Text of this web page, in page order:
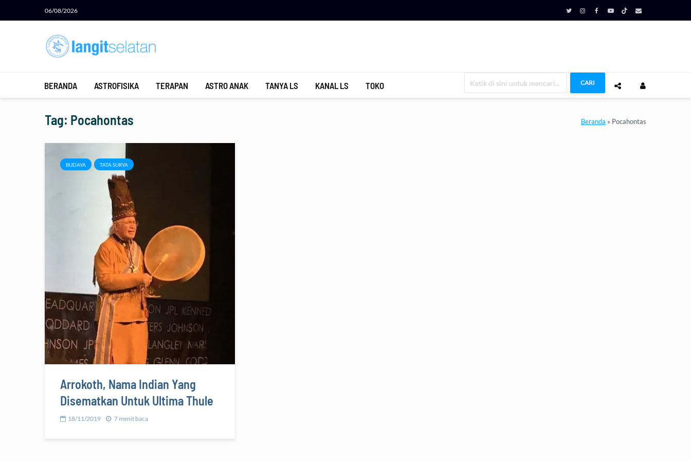
06/08/2026
BERANDA ASTROFISIKA TERAPAN ASTRO ANAK TANYA LS KANAL LS TOKO CARI
Tag: Pocahontas Beranda » Pocahontas
BUDAYA TATA SURYA
Arrokoth, Nama Indian Yang
Disematkan Untuk Ultima Thule
18/11/2019 7 menit baca